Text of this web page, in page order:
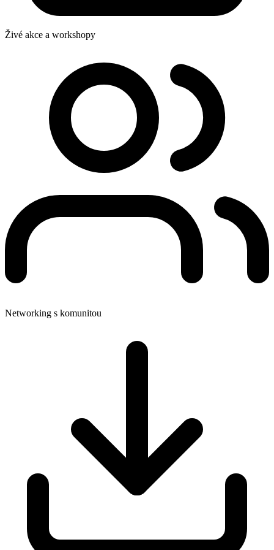
Živé akce a workshopy
Networking s komunitou